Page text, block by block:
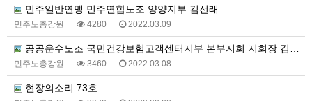
민주일반연맹 민주연합노조 양양지부 김선래
민주노총강원 4280 2022.03.09
공공운수노조 국민건강보험고객센터지부 본부지회 지회장 김경희
민주노총강원 3460 2022.03.08
현장의소리 73호